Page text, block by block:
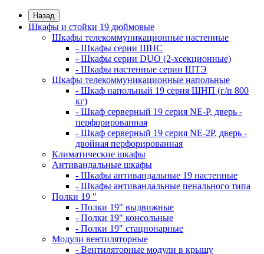
Назад
Шкафы и стойки 19 дюймовые
Шкафы телекоммуникационные настенные
- Шкафы серии ШНС
- Шкафы серии DUO (2-хсекционные)
- Шкафы настенные серии ШТЭ
Шкафы телекоммуникационные напольные
- Шкаф напольный 19 серия ШНП (г/п 800
кг)
- Шкаф серверный 19 серия NE-P, дверь -
перфорированная
- Шкаф серверный 19 серия NE-2P, дверь -
двойная перфорированная
Климатические шкафы
Антивандальные шкафы
- Шкафы антивандальные 19 настенные
- Шкафы антивандальные пенального типа
Полки 19 "
- Полки 19" выдвижные
- Полки 19" консольные
- Полки 19" стационарные
Модули вентиляторные
- Вентиляторные модули в крышу